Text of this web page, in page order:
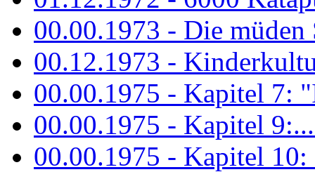
00.00.1973 - Die müden
00.12.1973 -
00.00.1975 - Kapitel 7:
00.00.1975 - Kapitel
00.00.1975 - Kapitel